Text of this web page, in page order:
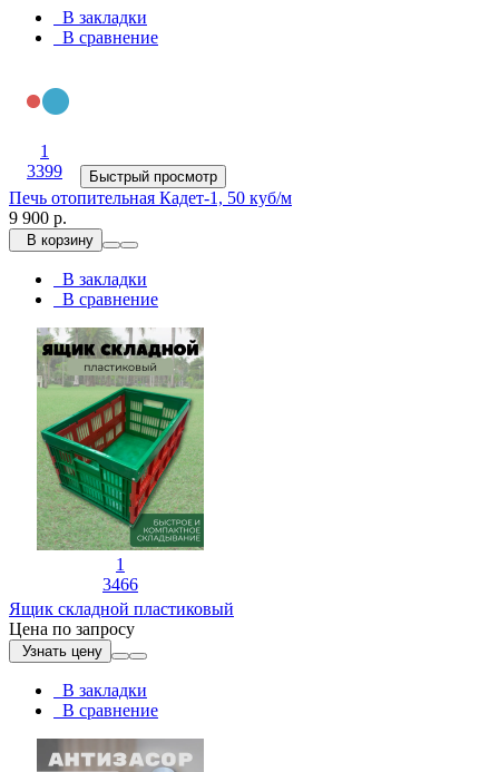
В закладки
В сравнение
1
3399
Быстрый просмотр
Печь отопительная Кадет-1, 50 куб/м
9 900 р.
В корзину
В закладки
В сравнение
1
3466
Ящик складной пластиковый
Цена по запросу
Узнать цену
В закладки
В сравнение